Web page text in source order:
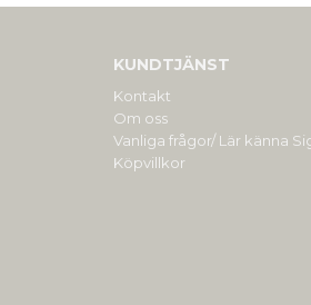
KUNDTJÄNST
Kontakt
Om oss
Vanliga frågor/ Lär känna
Köpvillkor